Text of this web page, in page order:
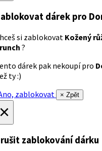
dárek pro
si zablokovat Kožený
?
dárek pak nekoupí pro
ty :)
zablokovat
× Zpět
zablokování dárku